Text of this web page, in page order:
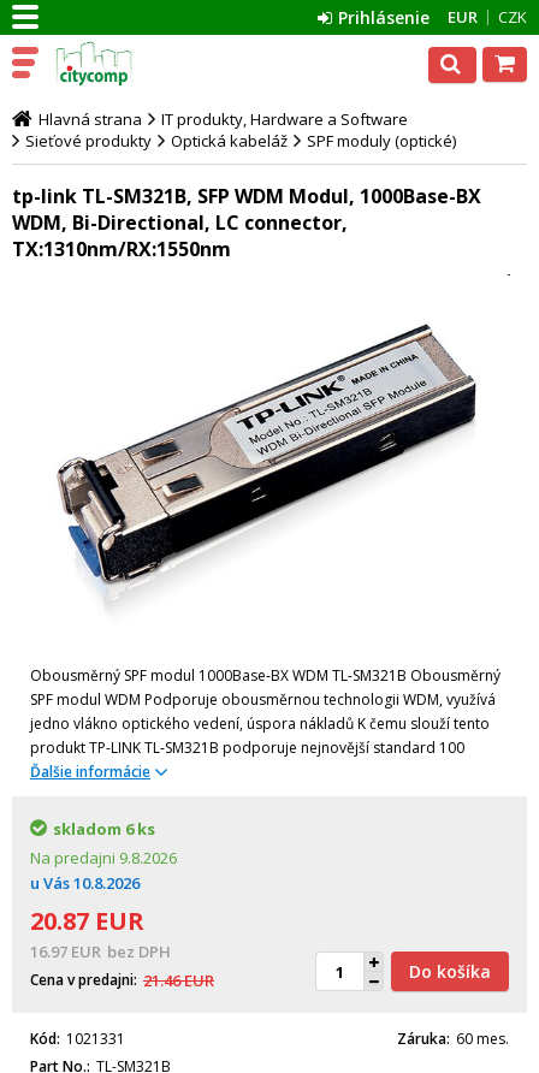
EUR CZK
Prihlásenie
Hlavná strana
IT produkty, Hardware a Software
Sieťové produkty
Optická kabeláž SPF moduly (optické)
tp-link TL-SM321B, SFP WDM Modul, 1000Base-BX
WDM, Bi-Directional, LC connector,
TX:1310nm/RX:1550nm
Obousměrný SPF modul 1000Base-BX WDM TL-SM321B Obousměrný
SPF modul WDM Podporuje obousměrnou technologii WDM, využívá
jedno vlákno optického vedení, úspora nákladů K čemu slouží tento
produkt TP-LINK TL-SM321B podporuje nejnovější standard 100
Ďalšie informácie
skladom 6 ks
Na predajni 9.8.2026
u Vás10.8.2026
20.87 EUR
16.97 EUR bez DPH
Cena v predajni 21.46EUR Do košíka
Kód 1021331
Part No. TL-SM321B
Záruka 60 mes.